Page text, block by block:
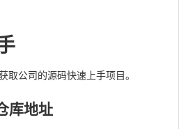
取公司的源码快速上手项目。
库地址